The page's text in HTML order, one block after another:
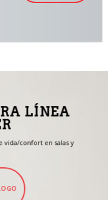
LÍNEA
vida/confort en salas y